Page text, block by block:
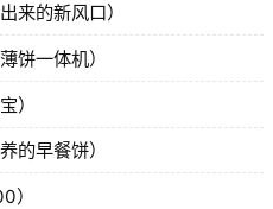
来的新风口）
饼一体机）
）
的早餐饼）
）